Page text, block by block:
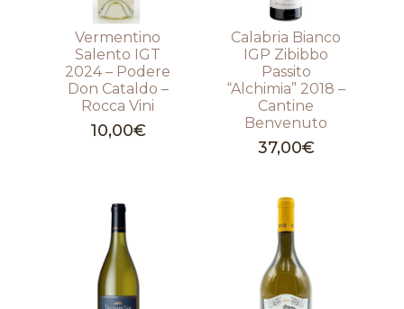
Vermentino
Salento IGT
2024 – Podere
Don Cataldo –
Rocca Vini
10,00€
Calabria Bianco
IGP Zibibbo
Passito
“Alchimia” 2018 –
Cantine
Benvenuto
37,00€